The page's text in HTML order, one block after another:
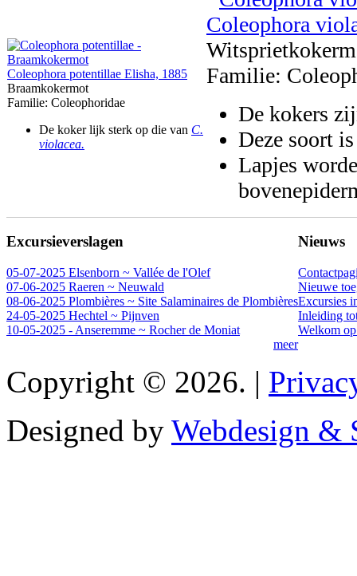
Coleophora potentillae Elisha, 1885
Braamkokermot
Familie: Coleophoridae
De koker lijk sterk op die van C.
violacea.
Coleophora
Familie:
De kokers
Deze soort
Lapjes
Excursieverslagen
05-07-2025 Elsenborn ~ Vallée de l'Olef
07-06-2025 Raeren ~ Neuwald
08-06-2025 Plombières ~ Site Salaminaires de Plombières
24-05-2025 Hechtel ~ Pijnven
10-05-2025 - Anseremme ~ Rocher de Moniat
meer
Nieuws
Nieuwe
Excursies
Inleiding
Welkom
Copyright © 2026. |
Designed by Webdesign &